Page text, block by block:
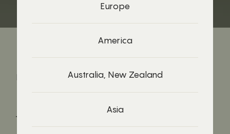
Есть вопросы?
hello@raduga-grez.ru
Europe
America
Australia, New Zealand
Asia